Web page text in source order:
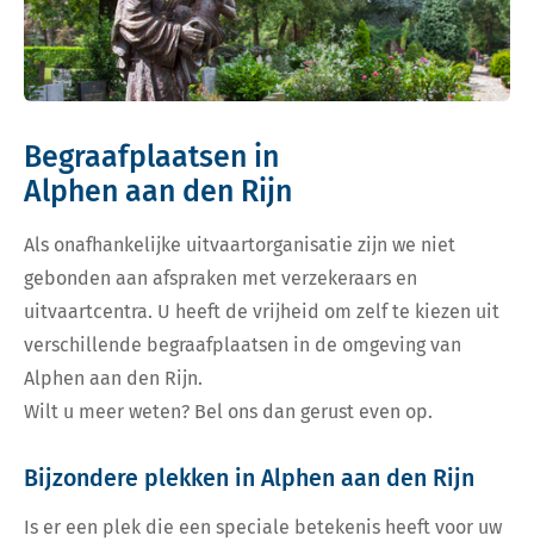
Begraafplaatsen in
Alphen aan den Rijn
Als onafhankelijke uitvaartorganisatie zijn we niet
gebonden aan afspraken met verzekeraars en
uitvaartcentra. U heeft de vrijheid om zelf te kiezen uit
verschillende begraafplaatsen in de omgeving van
Alphen aan den Rijn.
Wilt u meer weten? Bel ons dan gerust even op.
Bijzondere plekken in Alphen aan den Rijn
Is er een plek die een speciale betekenis heeft voor uw